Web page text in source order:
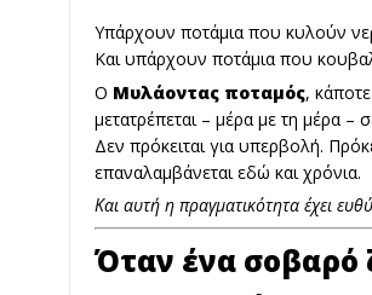
Υπάρχουν ποτάμια που κυλούν
Και υπάρχουν ποτάμια που
Ο Μυλάοντας ποταμός,
μετατρέπεται – μέρα με τη μέρα
Δεν πρόκειται για υπερβολή.
επαναλαμβάνεται εδώ και χρόνια.
Και αυτή η πραγματικότητα έχει
Όταν ένα σοβαρό